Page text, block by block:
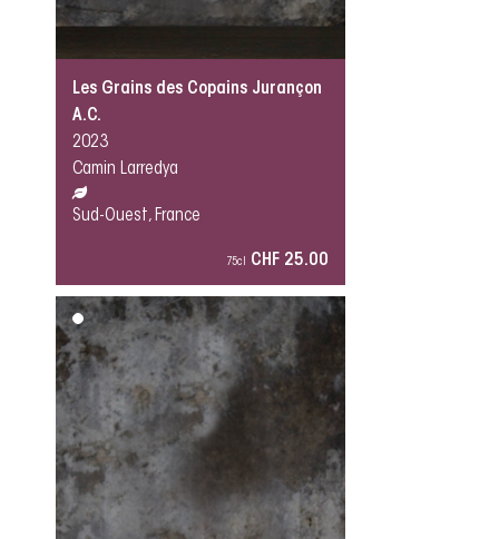
Les Grains des Copains Jurançon
A.C.
2023
Camin Larredya
Sud-Ouest, France
75cl CHF 25.00